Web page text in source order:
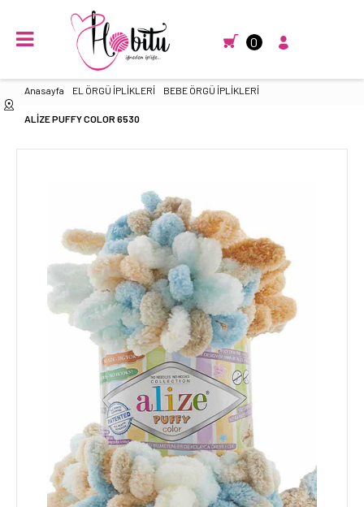
0
Anasayfa EL ÖRGÜ İPLİKLERİ BEBE ÖRGÜ İPLİKLERİ
ALİZE PUFFY COLOR 6530